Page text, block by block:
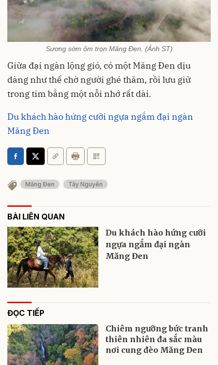
Sương sớm ôm trọn Măng Đen. (Ảnh ST)
Giữa đại ngàn lộng gió, có một Măng Đen dịu
dàng như thế chờ người ghé thăm, rồi lưu giữ
trong tim bằng một nỗi nhớ rất dài.
Du khách hào hứng cưỡi ngựa ngắm đại ngàn
Măng Đen
Măng Đen Tây Nguyên
BÀI LIÊN QUAN
Du khách hào hứng cưỡi
ngựa ngắm đại ngàn
Măng Đen
ĐỌC TIẾP
Chiêm ngưỡng bức tranh
thiên nhiên đa sắc màu
nơi cung đèo Măng Đen